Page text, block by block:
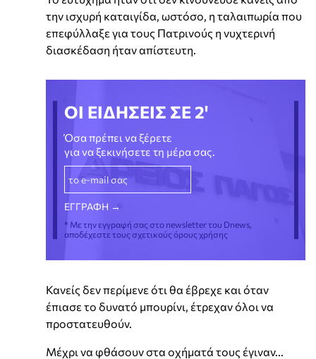
την ισχυρή καταιγίδα, ωστόσο, η ταλαιπωρία που
επεφύλλαξε για τους Πατρινούς η νυχτερινή
διασκέδαση ήταν απίστευτη.
ΟΙ ΕΙΔΗΣΕΙΣ ΣΕ 2'
Όσα πρέπει να ξέρετε
για να ξεκινήσετε τη μέρα σας.
* Με την εγγραφή σας στο newsletter του Dnews,
αποδέχεστε τους σχετικούς όρους χρήσης
Κανείς δεν περίμενε ότι θα έβρεχε και όταν
έπιασε το δυνατό μπουρίνι, έτρεχαν όλοι να
προστατευθούν.
Μέχρι να φθάσουν στα οχήματά τους έγιναν...